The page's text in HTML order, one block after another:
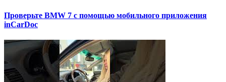
Проверьте BMW 7 с помощью мобильного приложения
inCarDoc